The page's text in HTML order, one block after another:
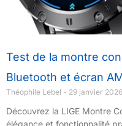
Test de la montre
Bluetooth et écran
Théophile Lebel 29 janvier 2026
Découvrez la LIGE Montre
élégance et fonctionnalité